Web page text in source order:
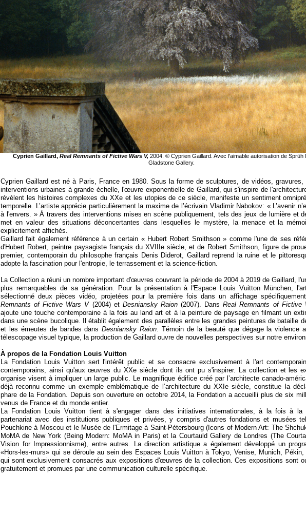
Cyprien Gaillard est né à Paris, France en 1980. Sous la forme de sculptures, de vidéos, gravures,
interventions urbaines à grande échelle, l'œuvre exponentielle de Gaillard, qui s'inspire de
révèlent les histoires complexes du XXe et les utopies de ce siècle, manifeste un sentiment
temporelle. L’artiste apprécie particulièrement la maxime de l’écrivain Vladimir Nabokov: « L’avenir
à l'envers. » À travers des interventions mises en scène publiquement, tels des jeux de lumière et
met en valeur des situations déconcertantes dans lesquelles le mystère, la menace et la
explicitement affichés.
Gaillard fait également référence à un certain « Hubert Robert Smithson » comme l'une de ses
d'Hubert Robert, peintre paysagiste français du XVIIIe siècle, et de Robert Smithson, figure de
premier, contemporain du philosophe français Denis Diderot, Gaillard reprend la ruine et le
adopte la fascination pour l'entropie, le terrassement et la science-fiction.
La Collection a réuni un nombre important d'œuvres couvrant la période de 2004 à 2019 de Gaillard,
plus remarquables de sa génération. Pour la présentation à l'Espace Louis Vuitton München,
sélectionné deux pièces vidéo, projetées pour la première fois dans un affichage
Remnants of Fictive Wars V (2004) et Desniansky Raion(2007). DansReal Remnants of Fictive
ajoute une touche contemporaine à la fois au land art et à la peinture de paysage en filmant un
dans une scène bucolique. Il établit également des parallèles entre les grandes peintures de bataille
et les émeutes de bandes dansDesniansky Raion. Témoin de la beauté que dégage la violence
télescopage visuel typique, la production de Gaillard ouvre de nouvelles perspectives sur notre
À propos de la Fondation Louis Vuitton
La Fondation Louis Vuitton sert l'intérêt public et se consacre exclusivement à l'art
contemporains, ainsi qu'aux œuvres du XXe siècle dont ils ont pu s'inspirer. La collection et les
organise visent à impliquer un large public. Le magnifique édifice créé par l’architecte canado-
déjà reconnu comme un exemple emblématique de l’architecture du XXIe siècle, constitue la
phare de la Fondation. Depuis son ouverture en octobre 2014, la Fondation a accueilli plus de six
venus de France et du monde entier.
La Fondation Louis Vuitton tient à s'engager dans des initiatives internationales, à la fois à la
partenariat avec des institutions publiques et privées, y compris d'autres fondations et musées
Pouchkine à Moscou et le Musée de l'Ermitage à Saint-Pétersbourg (Icons of Modern Art: The
MoMA de New York (Being Modern: MoMA in Paris) et la Courtauld Gallery de Londres (The
Vision for Impressionnisme), entre autres. La direction artistique a également développé un
«Hors- les-murs» qui se déroule au sein des Espaces Louis Vuitton à Tokyo, Venise, Munich,
qui sont exclusivement consacrés aux expositions d'œuvres de la collection. Ces expositions sont
gratuitement et promues par une communication culturelle spécifique.
Cyprien Gaillard, Real Remnants of Fictive Wars V, 2004. © Cyprien Gaillard. Avec l'aimable autorisation de Sprüh
Gladstone Gallery.